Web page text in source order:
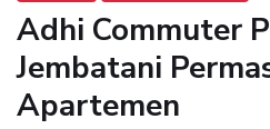
Adhi Commuter
Jembatani
Apartemen